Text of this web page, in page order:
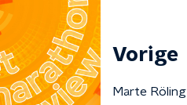
Vorige
Marte Röling